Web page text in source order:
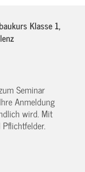
Klasse 1,
Seminar
Anmeldung
wird. Mit